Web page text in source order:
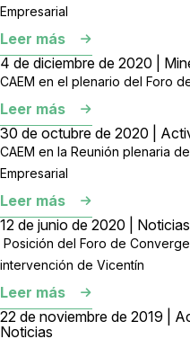
Empresarial
Leer más
4 de diciembre de 2020 |
CAEM en el plenario del Foro
Leer más
30 de octubre de 2020 |
CAEM en la Reunión plenaria
Empresarial
Leer más
12 de junio de 2020 | Noticias
Posición del Foro de
intervención de Vicentín
Leer más
22 de noviembre de 2019 |
Noticias